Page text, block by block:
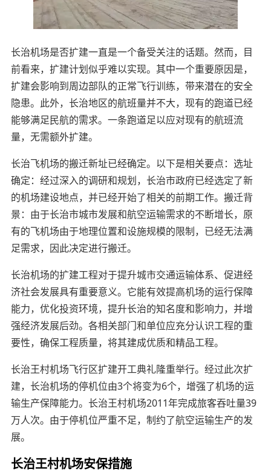
长治机场是否扩建一直是一个备受关注的话题。然而，目
前看来，扩建计划似乎难以实现。其中一个重要原因是，
扩建会影响到周边部队的正常飞行训练，带来潜在的安全
隐患。此外，长治地区的航班量并不大，现有的跑道已经
能够满足民航的需求。一条跑道足以应对现有的航班流
量，无需额外扩建。
长治飞机场的搬迁新址已经确定。以下是相关要点：选址
确定：经过深入的调研和规划，长治市政府已经选定了新
的机场建设地点，并已经开始了相关的前期工作。搬迁背
景：由于长治市城市发展和航空运输需求的不断增长，原
有的飞机场由于地理位置和设施规模的限制，已经无法满
足需求，因此决定进行搬迁。
长治机场的扩建工程对于提升城市交通运输体系、促进经
济社会发展具有重要意义。它能有效提高机场的运行保障
能力，优化投资环境，提升长治的知名度和影响力，并增
强经济发展后劲。各相关部门和单位应充分认识工程的重
要性，确保工程质量，将其建成优质和精品工程。
长治王村机场飞行区扩建开工典礼隆重举行。经过此次扩
建，长治机场的停机位由3个将变为6个，增强了机场的运
输生产保障能力。长治王村机场2011年完成旅客吞吐量39
万人次。由于停机位严重不足，制约了航空运输生产的发
展。
长治王村机场安保措施